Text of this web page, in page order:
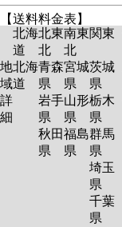
【送料料金表】
北海
道
北東
北
南東
北
関東
地
域
詳
細
北海
道
青森
県
岩手
県
秋田
県
宮城
県
山形
県
福島
県
茨城
県
栃木
県
群馬
県
埼玉
県
千葉
県